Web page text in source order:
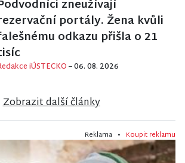
zneužívají
portály. Žena kvůli
odkazu přišla o 21
iÚSTECKO– 06. 08. 2026
Zobrazit další články
Reklama • Koupit reklamu